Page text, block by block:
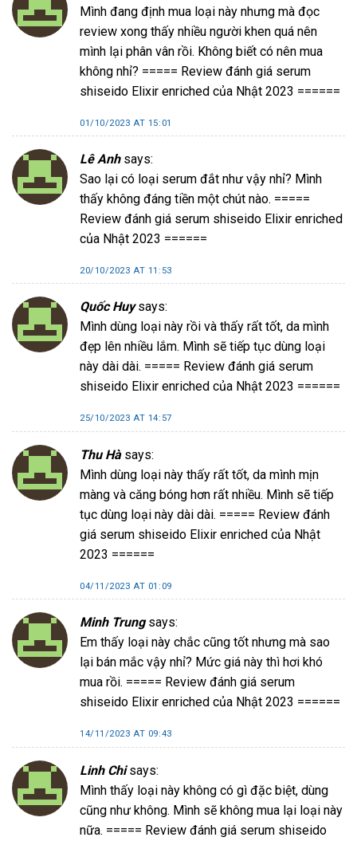
Mình đang định mua loại này nhưng mà đọc
review xong thấy nhiều người khen quá nên
mình lại phân vân rồi. Không biết có nên mua
không nhỉ? ===== Review đánh giá serum
shiseido Elixir enriched của Nhật 2023 ======
01/10/2023 AT 15:01
Lê Anh says:
Sao lại có loại serum đắt như vậy nhỉ? Mình
thấy không đáng tiền một chút nào. =====
Review đánh giá serum shiseido Elixir enriched
của Nhật 2023 ======
20/10/2023 AT 11:53
Quốc Huy says:
Mình dùng loại này rồi và thấy rất tốt, da mình
đẹp lên nhiều lắm. Mình sẽ tiếp tục dùng loại
này dài dài. ===== Review đánh giá serum
shiseido Elixir enriched của Nhật 2023 ======
25/10/2023 AT 14:57
Thu Hà says:
Mình dùng loại này thấy rất tốt, da mình mịn
màng và căng bóng hơn rất nhiều. Mình sẽ tiếp
tục dùng loại này dài dài. ===== Review đánh
giá serum shiseido Elixir enriched của Nhật
2023 ======
04/11/2023 AT 01:09
Minh Trung says:
Em thấy loại này chắc cũng tốt nhưng mà sao
lại bán mắc vậy nhỉ? Mức giá này thì hơi khó
mua rồi. ===== Review đánh giá serum
shiseido Elixir enriched của Nhật 2023 ======
14/11/2023 AT 09:43
Linh Chi says:
Mình thấy loại này không có gì đặc biệt, dùng
cũng như không. Mình sẽ không mua lại loại này
nữa. ===== Review đánh giá serum shiseido